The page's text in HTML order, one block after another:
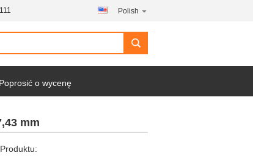
Polish
Poprosić o wycenę
mm